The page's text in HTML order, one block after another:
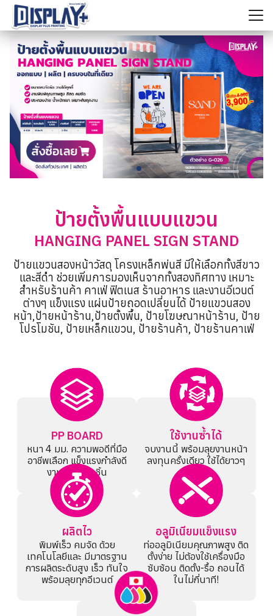
Skip
content
ค้นหา
สำหรับ:
ป้ายตั้งพื้นแบบแขวน
HANGING PANEL SIGN STAND
ป้ายเเขวนสองหน้าวัสดุ โครงเหล็กพ่นสี มีให้เลือกทั้งสีขาว
เเละสีดำ ช่วยเพิ่มการมองเห็นจากทั้งสองทิศทาง เหมาะ
สำหรับร้านค้า คาเฟ่ ฟิตเนส ร้านอาหาร และงานอีเวนต์
ต่างๆ แข็งแรง แผ่นป้ายถอดเปลี่ยนได้ ป้ายแขวนสอง
หน้า,ป้ายหน้าร้าน,ป้ายตั้งพื้น, ป้ายโฆษณาหน้าร้าน, ป้าย
โปรโมชัน, ป้ายเหล็กแขวน, ป้ายร้านค้า, ป้ายร้านคาเฟ่
PP BOARD
หนา 4 มม. ความพอดีที่มือ
อาชีพเลือก แข็งแรงกำลังดี
งานเนี๊ยบทุกชิ้น
ใช้งานซ้ำได้
จบงานนี้ พร้อมลุยงานหน้า
ลงทุนครั้งเดียว ใช้ได้ยาวๆ
ผลิตไว
พิมพ์เร็ว คมจัด ด้วย
เทคโนโลยีและ มีมาตรฐาน
การผลิตระดับสูง เร็ว ทันใจ
พร้อมลุยทุกอีเวนต์
อลูมิเนียมแข็งแรง
ท่ออลูมิเนียมคุณภาพสูง ติด
ตั้งง่าย ไม่ต้องใช้เครื่องมือ
ซับซ้อน ติดตั้ง-รื้อ ถอนได้
ในไม่กี่นาที!